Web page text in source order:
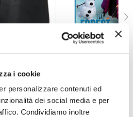
i cookie
personalizzare contenuti ed
dei social media e per
Condividiamo inoltre
12,85 €
CONSEGNA IN 48H